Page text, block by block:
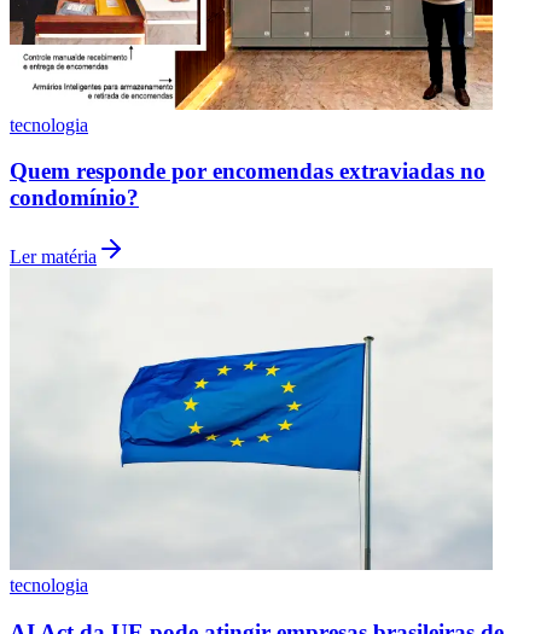
Atlético-MG
tecnologia
AI Act da UE pode atingir empresas brasileiras de
IA
Ler matéria
Falta de domínio técnico em TI desafia líderes em
São Paulo